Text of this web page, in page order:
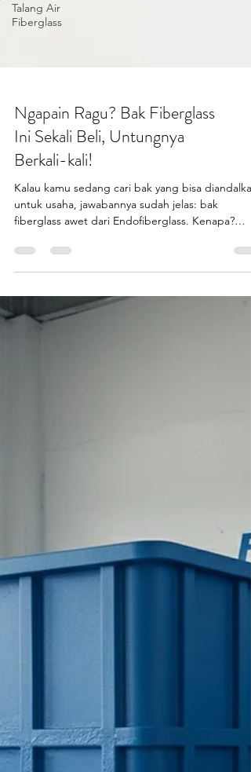
Talang Air
Fiberglass
Ngapain Ragu? Bak Fiberglass
Ini Sekali Beli, Untungnya
Berkali-kali!
Kalau kamu sedang cari bak yang bisa diandalkan
fiberglass awet dari Endofiberglass. Kenapa?
perawatan semakin hemat dan untung makin
deras. Bayangkan membeli bak satu kali, lalu bisa